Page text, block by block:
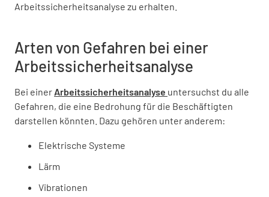
Arbeitssicherheitsanalyse zu erhalten.
Arten von Gefahren bei einer
Arbeitssicherheitsanalyse
Bei einer Arbeitssicherheitsanalyse untersuchst du alle
Gefahren, die eine Bedrohung für die Beschäftigten
darstellen könnten. Dazu gehören unter anderem:
Elektrische Systeme
Lärm
Vibrationen